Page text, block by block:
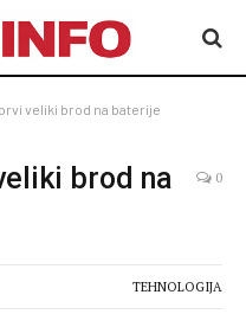
veliki brod na baterije
brod na
0
TEHNOLOGIJA